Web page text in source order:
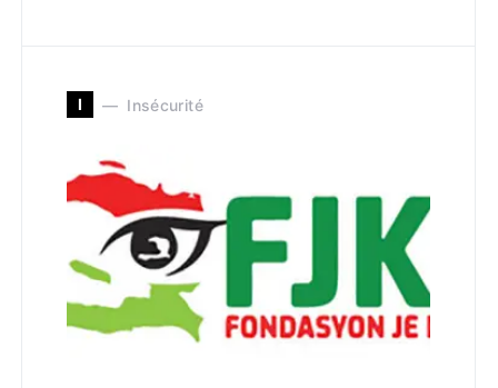
I Insécurité